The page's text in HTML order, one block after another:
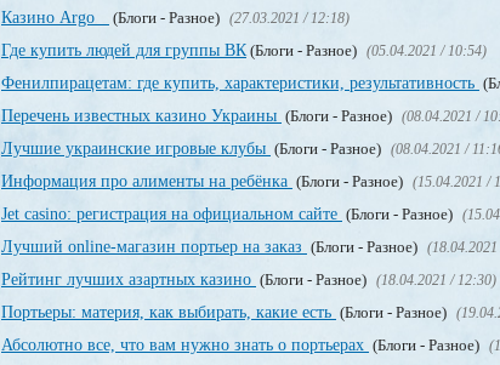
Казино Argo (Блоги - Разное) (27.03.2021 / 12:18)
Где купить людей для группы ВК(Блоги - Разное) (05.04.2021 / 10:54)
Фенилпирацетам: где купить, характеристики, результативность
Перечень известных казино Украины (Блоги - Разное) (08.04.2021 /
Лучшие украинские игровые клубы (Блоги - Разное) (08.04.2021 /
Информация про алименты на ребёнка (Блоги - Разное) (15.04.2021 /
Jet casino: регистрация на официальном сайте (Блоги - Разное)
Лучший online-магазин портьер на заказ (Блоги - Разное)
Рейтинг лучших азартных казино (Блоги - Разное) (18.04.2021 / 12:30)
Портьеры: материя, как выбирать, какие есть (Блоги - Разное)
Абсолютно все, что вам нужно знать о портьерах (Блоги - Разное)